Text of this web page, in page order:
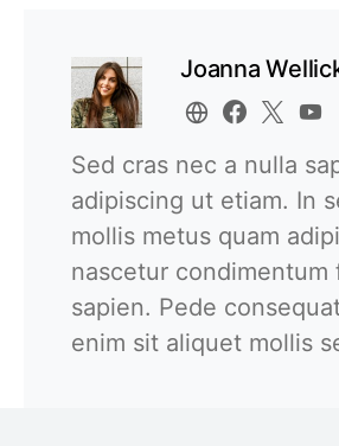
Joanna
Sed cras nec a nulla
adipiscing ut etiam. In
mollis metus quam
nascetur condimentum
sapien. Pede
enim sit aliquet mollis